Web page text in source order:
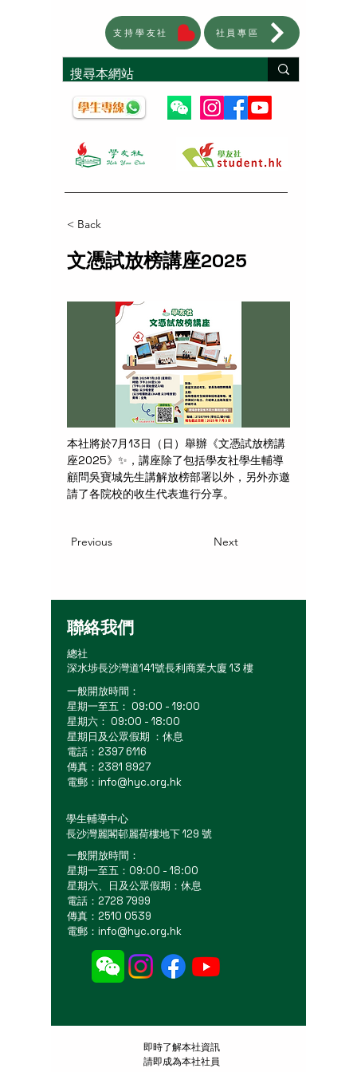
支持學友社 社員專區
< Back
文憑試放榜講座2025
本社將於7月13日（日）舉辦《文憑試放榜講
座2025》✨，講座除了包括學友社學生輔導
顧問吳寶城先生講解放榜部署以外，另外亦邀
請了各院校的收生代表進行分享。
Previous Next
聯絡我們
總社
深水埗長沙灣道141號長利商業大廈 13 樓
一般開放時間：
星期一至五： 09:00 - 19:00
星期六： 09:00 - 18:00
星期日及公眾假期 ：休息
電話：2397 6116
傳真：2381 8927
電郵： info@hyc.org.hk
學生輔導中心
長沙灣麗閣邨麗荷樓地下 129 號
一般開放時間：
星期一至五：09:00 - 18:00
星期六、日及公眾假期：休息
電話：2728 7999
傳真：2510 0539
電郵： info@hyc.org.hk
​即時了解本社資訊
請即成為本社社員